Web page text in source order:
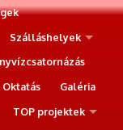
Szálláshelyek
Oktatás
Galéria
TOP projektek